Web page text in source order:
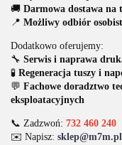
🚚 Darmowa dostawa na
📍 Możliwy odbiór
Dodatkowo oferujemy:
🔧 Serwis i naprawa
🧪 Regeneracja tuszy i
💬 Fachowe doradztwo
eksploatacyjnych
📞 Zadzwoń: 732 460 240
✉️ Napisz: sklep@m7m.pl